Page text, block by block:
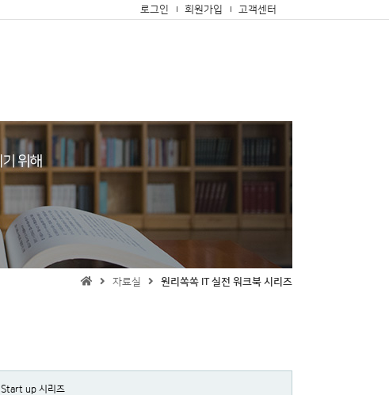
로그인 회원가입 고객센터
자료실 원리쏙쏙 IT 실전 워크북 시리즈
Start up 시리즈